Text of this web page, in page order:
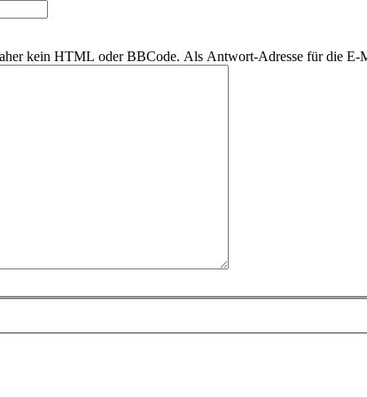
kein HTML oder BBCode. Als Antwort-Adresse für die E-